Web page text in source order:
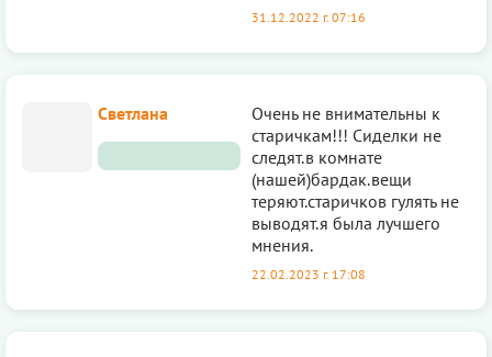
31.12.2022 г. 07:16
Светлана
Очень не внимательны к
старичкам!!! Сиделки не
следят.в комнате
(нашей)бардак.вещи
теряют.старичков гулять не
выводят.я была лучшего
мнения.
22.02.2023 г. 17:08